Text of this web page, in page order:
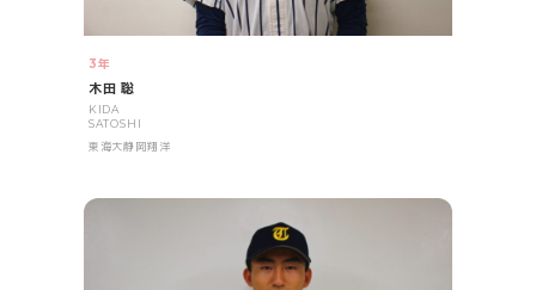
3年
木田 聡
KIDA
SATOSHI
東海大静岡翔洋